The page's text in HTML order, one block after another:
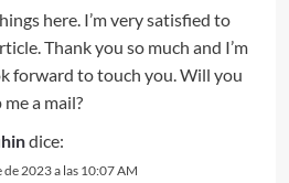
here. I’m very satisfied to
Thank you so much and I’m
forward to touch you. Will you
a mail?
dice:
2023 a las 10:07 AM